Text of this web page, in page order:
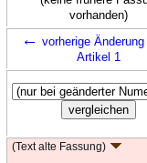
vorhanden)
← vorherige Änderung
Artikel 1
(Text alte Fassung)